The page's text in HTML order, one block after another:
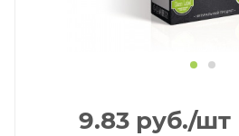
9.83 руб./шт